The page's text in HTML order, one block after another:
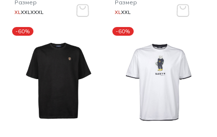
Размер
XLXXLXXXL
Размер
XLXXL
-60% -60%